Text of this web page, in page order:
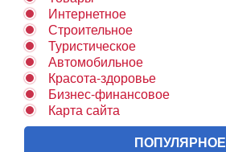
Интернетное
Строительное
Туристическое
Автомобильное
Красота-здоровье
Бизнес-финансовое
Карта сайта
ПОПУЛЯРНОЕ